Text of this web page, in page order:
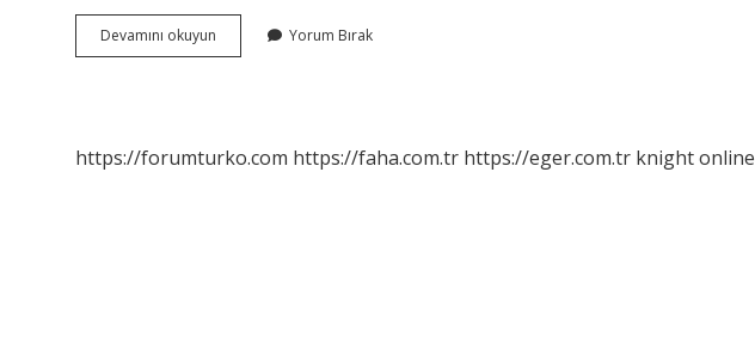
Devamını okuyun Kahvehane
Nasıl
Yorum Bırak
https://forumturko.com https://faha.com.tr https://eger.com.tr knight online